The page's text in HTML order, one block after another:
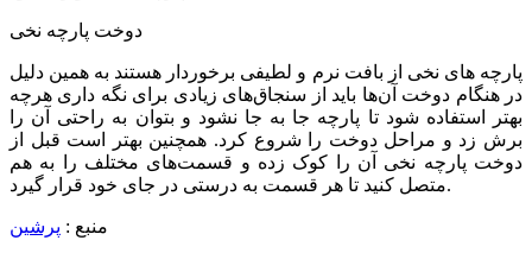
دوخت پارچه نخی
پارچه های نخی از بافت نرم و لطیفی برخوردار هستند به همین دلیل
در هنگام دوخت آن‌ها باید از سنجاق‌های زیادی برای نگه داری هرچه
بهتر استفاده شود تا پارچه جا به جا نشود و بتوان به راحتی آن را
برش زد و مراحل دوخت را شروع کرد. همچنین بهتر است قبل از
دوخت پارچه نخی آن را کوک زده و قسمت‌های مختلف را به هم
متصل کنید تا هر قسمت به درستی در جای خود قرار گیرد.
منبع : پرشین